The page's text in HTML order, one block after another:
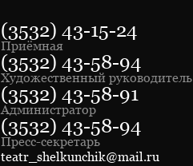
(3532) 43-15-24
Приёмная
(3532) 43-58-94
Художественный руководитель
(3532) 43-58-91
Администратор
(3532) 43-58-94
Пресс-секретарь
teatr_shelkunchik@mail.ru